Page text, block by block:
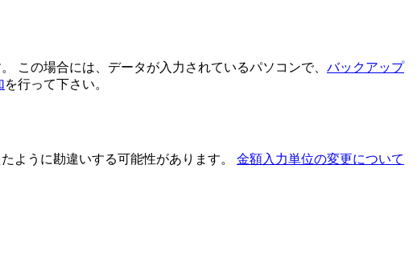
この場合には、データが入力されているパソコンで、 バックアップ
を行って下さい。
ように勘違いする可能性があります。 金額入力単位の変更について